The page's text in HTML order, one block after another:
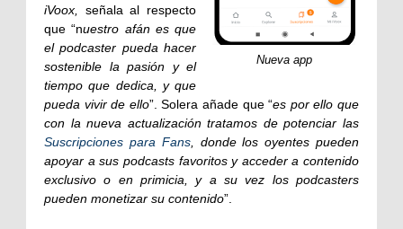
Nueva app
iVoox, señala al respecto
que “nuestro afán es que
el podcaster pueda hacer
sostenible la pasión y el
tiempo que dedica, y que
pueda vivir de ello”. Solera añade que “es por ello que
con la nueva actualización tratamos de potenciar las
Suscripciones para Fans, donde los oyentes pueden
apoyar a sus podcasts favoritos y acceder a contenido
exclusivo o en primicia, y a su vez los podcasters
pueden monetizar su contenido”.